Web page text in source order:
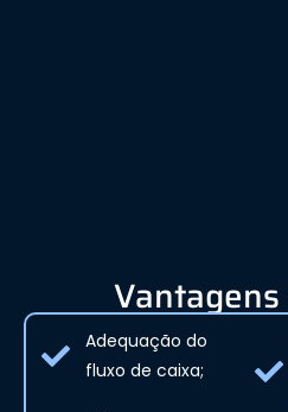
Adequação do
fluxo de caixa;